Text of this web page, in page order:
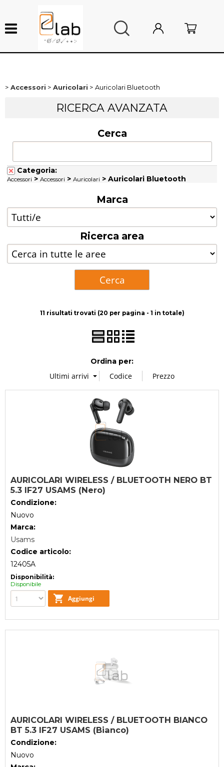
Home page
Sottocosto
Ricambi smartphone
Ricambi Mac
Attrezzature da laboratorio
Ricondizionati
Accessori Auricolari Auricolari Bluetooth
RICERCA AVANZATA
Cerca
Categoria:
Accessori > Accessori > Auricolari > Auricolari Bluetooth
Marca
Ricerca area
11 risultati trovati (20 per pagina - 1 in totale)
Ordina per:
AURICOLARI WIRELESS / BLUETOOTH NERO BT
5.3 IF27 USAMS (Nero)
Condizione:
Nuovo
Marca:
Usams
Codice articolo:
12405A
Disponibilità:
Disponibile
AURICOLARI WIRELESS / BLUETOOTH BIANCO
BT 5.3 IF27 USAMS (Bianco)
Condizione:
Nuovo